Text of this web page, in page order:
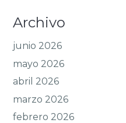
Archivo
junio 2026
mayo 2026
abril 2026
marzo 2026
febrero 2026